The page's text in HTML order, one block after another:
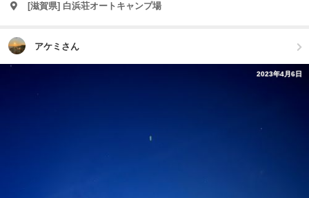
[滋賀県] 白浜荘オートキャンプ場
アケミさん
2023年4月6日